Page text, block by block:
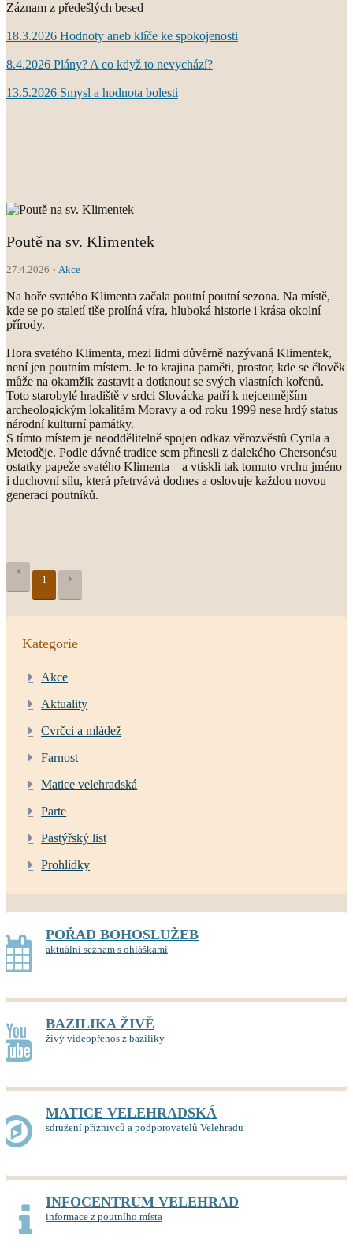
Záznam z předešlých besed
18.3.2026 Hodnoty aneb klíče ke spokojenosti
8.4.2026 Plány? A co když to nevychází?
13.5.2026 Smysl a hodnota bolesti
Poutě na sv. Klimentek
27.4.2026 Akce
Na hoře svatého Klimenta začala poutní poutní sezona. Na místě,
kde se po staletí tiše prolíná víra, hluboká historie i krása okolní
přírody.
Hora svatého Klimenta, mezi lidmi důvěrně nazývaná Klimentek,
není jen poutním místem. Je to krajina paměti, prostor, kde se člověk
může na okamžik zastavit a dotknout se svých vlastních kořenů.
Toto starobylé hradiště v srdci Slovácka patří k nejcennějším
archeologickým lokalitám Moravy a od roku 1999 nese hrdý status
národní kulturní památky.
S tímto místem je neoddělitelně spojen odkaz věrozvěstů Cyrila a
Metoděje. Podle dávné tradice sem přinesli z dalekého Chersonésu
ostatky papeže svatého Klimenta – a vtiskli tak tomuto vrchu jméno
i duchovní sílu, která přetrvává dodnes a oslovuje každou novou
generaci poutníků.
1
Kategorie
Akce
Aktuality
Cvrčci a mládež
Farnost
Matice velehradská
Parte
Pastýřský list
Prohlídky
POŘAD BOHOSLUŽEB
aktuální seznam s ohláškami
BAZILIKA ŽIVĚ
živý videopřenos z baziliky
MATICE VELEHRADSKÁ
sdružení příznivců a podporovatelů Velehradu
INFOCENTRUM VELEHRAD
informace z poutního místa